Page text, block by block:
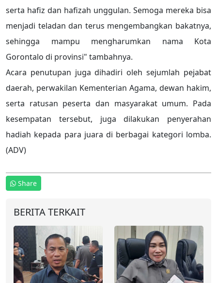
serta hafiz dan hafizah unggulan. Semoga mereka bisa
menjadi teladan dan terus mengembangkan bakatnya,
sehingga mampu mengharumkan nama Kota
Gorontalo di provinsi" tambahnya.
Acara penutupan juga dihadiri oleh sejumlah pejabat
daerah, perwakilan Kementerian Agama, dewan hakim,
serta ratusan peserta dan masyarakat umum. Pada
kesempatan tersebut, juga dilakukan penyerahan
hadiah kepada para juara di berbagai kategori lomba.
(ADV)
Share
BERITA TERKAIT